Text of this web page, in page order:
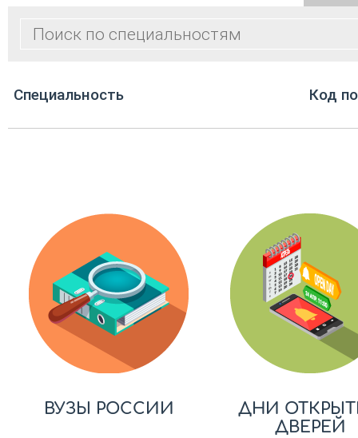
Cпециальность Код
ВУЗЫ РОССИИ
ДНИ
ДВЕРЕЙ